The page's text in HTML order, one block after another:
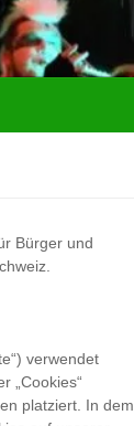
Bürger und
verwendet
„Cookies“
platziert. In dem